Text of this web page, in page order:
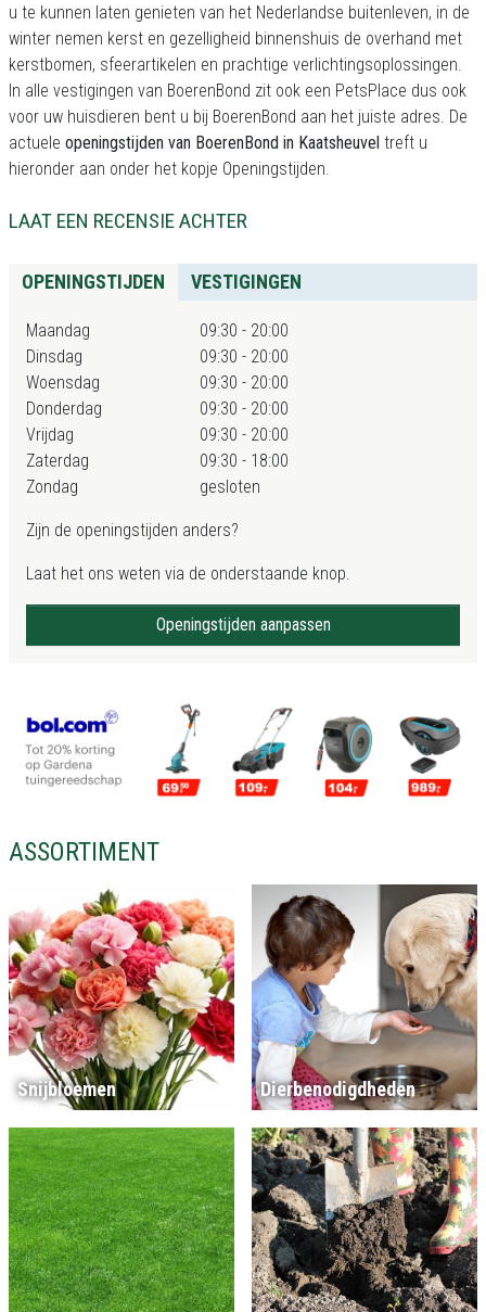
u te kunnen laten genieten van het Nederlandse buitenleven, in de
winter nemen kerst en gezelligheid binnenshuis de overhand met
kerstbomen, sfeerartikelen en prachtige verlichtingsoplossingen.
In alle vestigingen van BoerenBond zit ook een PetsPlace dus ook
voor uw huisdieren bent u bij BoerenBond aan het juiste adres. De
actuele openingstijden van BoerenBond in Kaatsheuvel treft u
hieronder aan onder het kopje Openingstijden.
LAAT EEN RECENSIE ACHTER
OPENINGSTIJDEN VESTIGINGEN
Maandag
09:30 - 20:00
Dinsdag
09:30 - 20:00
Woensdag
09:30 - 20:00
Donderdag
09:30 - 20:00
Vrijdag
09:30 - 20:00
Zaterdag
09:30 - 18:00
Zondag
gesloten
Zijn de openingstijden anders?
Laat het ons weten via de onderstaande knop.
Openingstijden aanpassen
ASSORTIMENT
Snijbloemen Dierbenodigdheden